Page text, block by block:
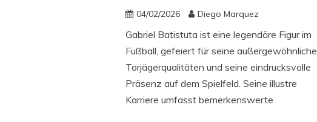
04/02/2026 Diego Marquez
Gabriel Batistuta ist eine legendäre Figur im
Fußball, gefeiert für seine außergewöhnliche
Torjägerqualitäten und seine eindrucksvolle
Präsenz auf dem Spielfeld. Seine illustre
Karriere umfasst bemerkenswerte